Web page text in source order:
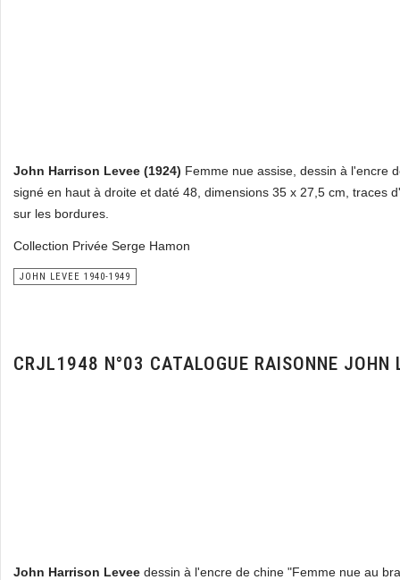
John Harrison Levee (1924) Femme nue assise, dessin à l'encre
signé en haut à droite et daté 48, dimensions 35 x 27,5 cm, traces
sur les bordures.
Collection Privée Serge Hamon
JOHN LEVEE 1940-1949
CRJL1948 N°03 CATALOGUE RAISONNE JOHN
John Harrison Levee dessin à l'encre de chine "Femme nue au